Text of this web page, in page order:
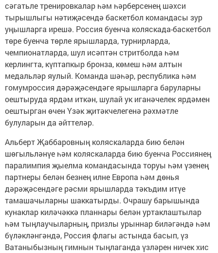
сәгатьле тренировкалар һәм һәрберсенең шәхси
тырышлыгы нәтиҗәсендә баскетбол командасы зур
уңышларга ирешә. Россия буенча коляскада-баскетбол
төре буенча төрле ярышларда, турнирларда,
чемпионатларда, шул исәптән стритболда һәм
керлингта, күптапкыр бронза, көмеш һәм алтын
медальләр яулый. Команда шәһәр, республика һәм
гомумроссия дәрәҗәсендәге ярышларга баруларны
оештыруда ярдәм иткән, шулай ук иганәчелек ярдәмен
оештырган өчен Үзәк җитәкчелегенә рәхмәтле
булуларын да әйттеләр.
Альберт Җаббаровның коляскаларда бию белән
шөгыльләнүе һәм коляскаларда бию буенча Россиянең
паралимпия җыелма командасында торуы һәм үзенең
партнеры белән безнең илне Европа һәм дөнья
дәрәҗәсендәге рәсми ярышларда тәкъдим итүе
тамашачыларны шаккатырды. Очрашу барышында
кунаклар киләчәккә планнары белән уртаклаштылар
һәм тыңлаучыларның, призлы урыннар биләгәндә һәм
бүләкләнгәндә, Россия флагы астында басып, үз
Ватаныбызның гимнын тыңлаганда үзләрен ничек хис